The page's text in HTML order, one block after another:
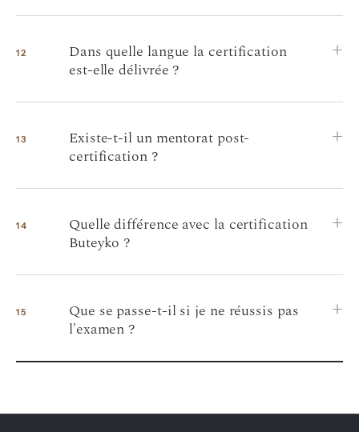
12
Dans quelle langue la certification
est-elle délivrée ?
+
13
Existe-t-il un mentorat post-
certification ?
+
14
Quelle différence avec la certification
Buteyko ?
+
15
Que se passe-t-il si je ne réussis pas
l'examen ?
+